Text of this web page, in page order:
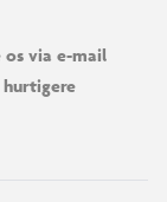
via e-mail